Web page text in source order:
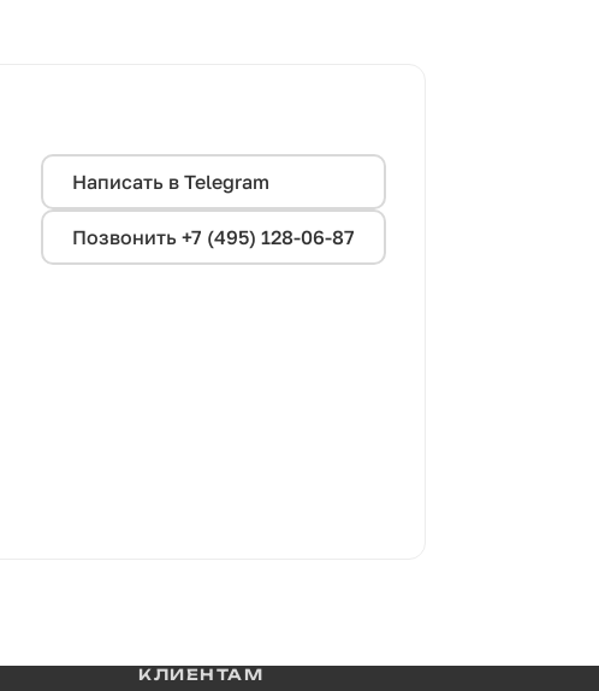
Написать в Telegram
Позвонить +7 (495) 128-06-87
КЛИЕНТАМ